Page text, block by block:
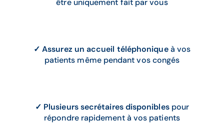
être uniquement fait par vous
✓ Assurez un accueil téléphoniqueà vos
patients même pendant vos congés
✓ Plusieurs secrétaires disponiblespour
répondre rapidement à vos patients